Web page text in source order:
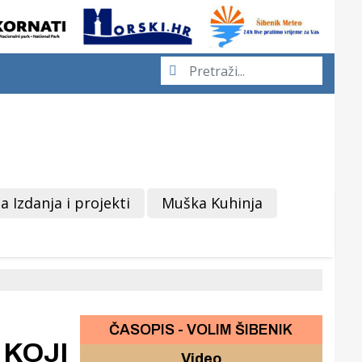
Izdanja i projekti Muška Kuhinja
ČASOPIS - VOLIM ŠIBENIK
Video